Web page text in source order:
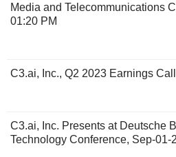
Media and Telecommunications
01:20 PM
C3.ai, Inc., Q2 2023 Earnings
C3.ai, Inc. Presents at Deutsche
Technology Conference, Sep-01-